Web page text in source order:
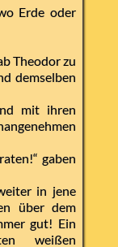
Erde oder
Theodor zu
demselben
mit ihren
gaben
in jene
über dem
gut! Ein
weißen